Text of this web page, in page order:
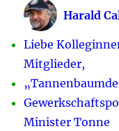
Harald
Liebe
Mitglieder,
Minister Tonne